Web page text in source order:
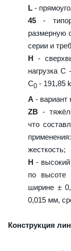
L -
45 -
размерную
серии и
H -
нагрузка C
С0 - 191,85
A - вариант
ZB -
что
жесткость;
H -
по высоте
ширине ±
0,015 мм,
Конструкция